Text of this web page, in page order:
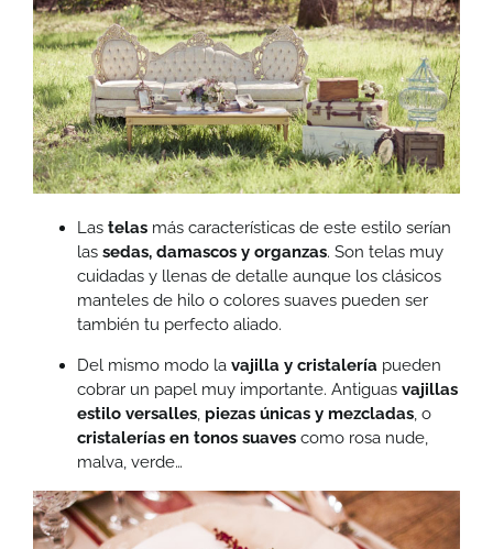
Las telas más características de este estilo serían
las sedas, damascos y organzas. Son telas muy
cuidadas y llenas de detalle aunque los clásicos
manteles de hilo o colores suaves pueden ser
también tu perfecto aliado.
Del mismo modo la vajilla y cristalería pueden
cobrar un papel muy importante. Antiguas vajillas
estilo versalles, piezas únicas y mezcladas, o
cristalerías en tonos suaves como rosa nude,
malva, verde…